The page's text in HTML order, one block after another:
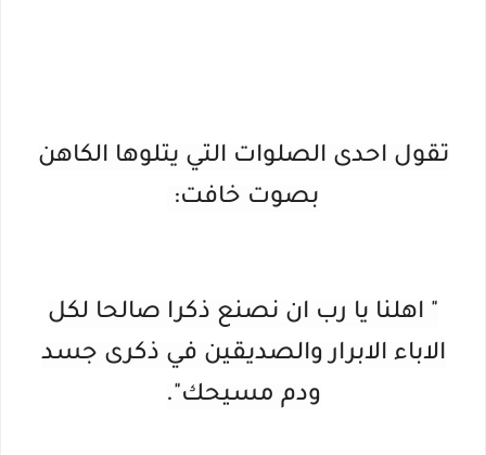
تقول احدى الصلوات التي يتلوها الكاهن
بصوت خافت:
" اهلنا يا رب ان نصنع ذكرا صالحا لكل
الاباء الابرار والصديقين في ذكرى جسد
ودم مسيحك".